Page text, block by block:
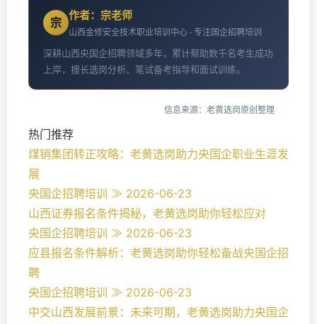
宗
作者：宗老师
山西金修安全技术职业培训中心 · 专注国企招聘培训
深耕山西央国企招聘领域多年，累计帮助数千名考生成功
上岸，擅长选岗分析、笔试备考指导和面试训练。
信息来源：老黄选岗原创整理
热门推荐
煤销集团转正攻略：老黄选岗助力央国企职业生涯发
展
央国企招聘培训 ≫ 2026-06-23
山西证券报名条件揭秘，老黄选岗助你轻松应对
央国企招聘培训 ≫ 2026-06-23
应县报名条件解析：老黄选岗助你轻松备战央国企招
聘
央国企招聘培训 ≫ 2026-06-23
中交山西发展前景：未来可期，老黄选岗助力央国企